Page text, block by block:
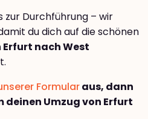
zur Durchführung – wir
du dich auf die schönen
Erfurt nach West
Formularaus, dann
deinen Umzug von Erfurt